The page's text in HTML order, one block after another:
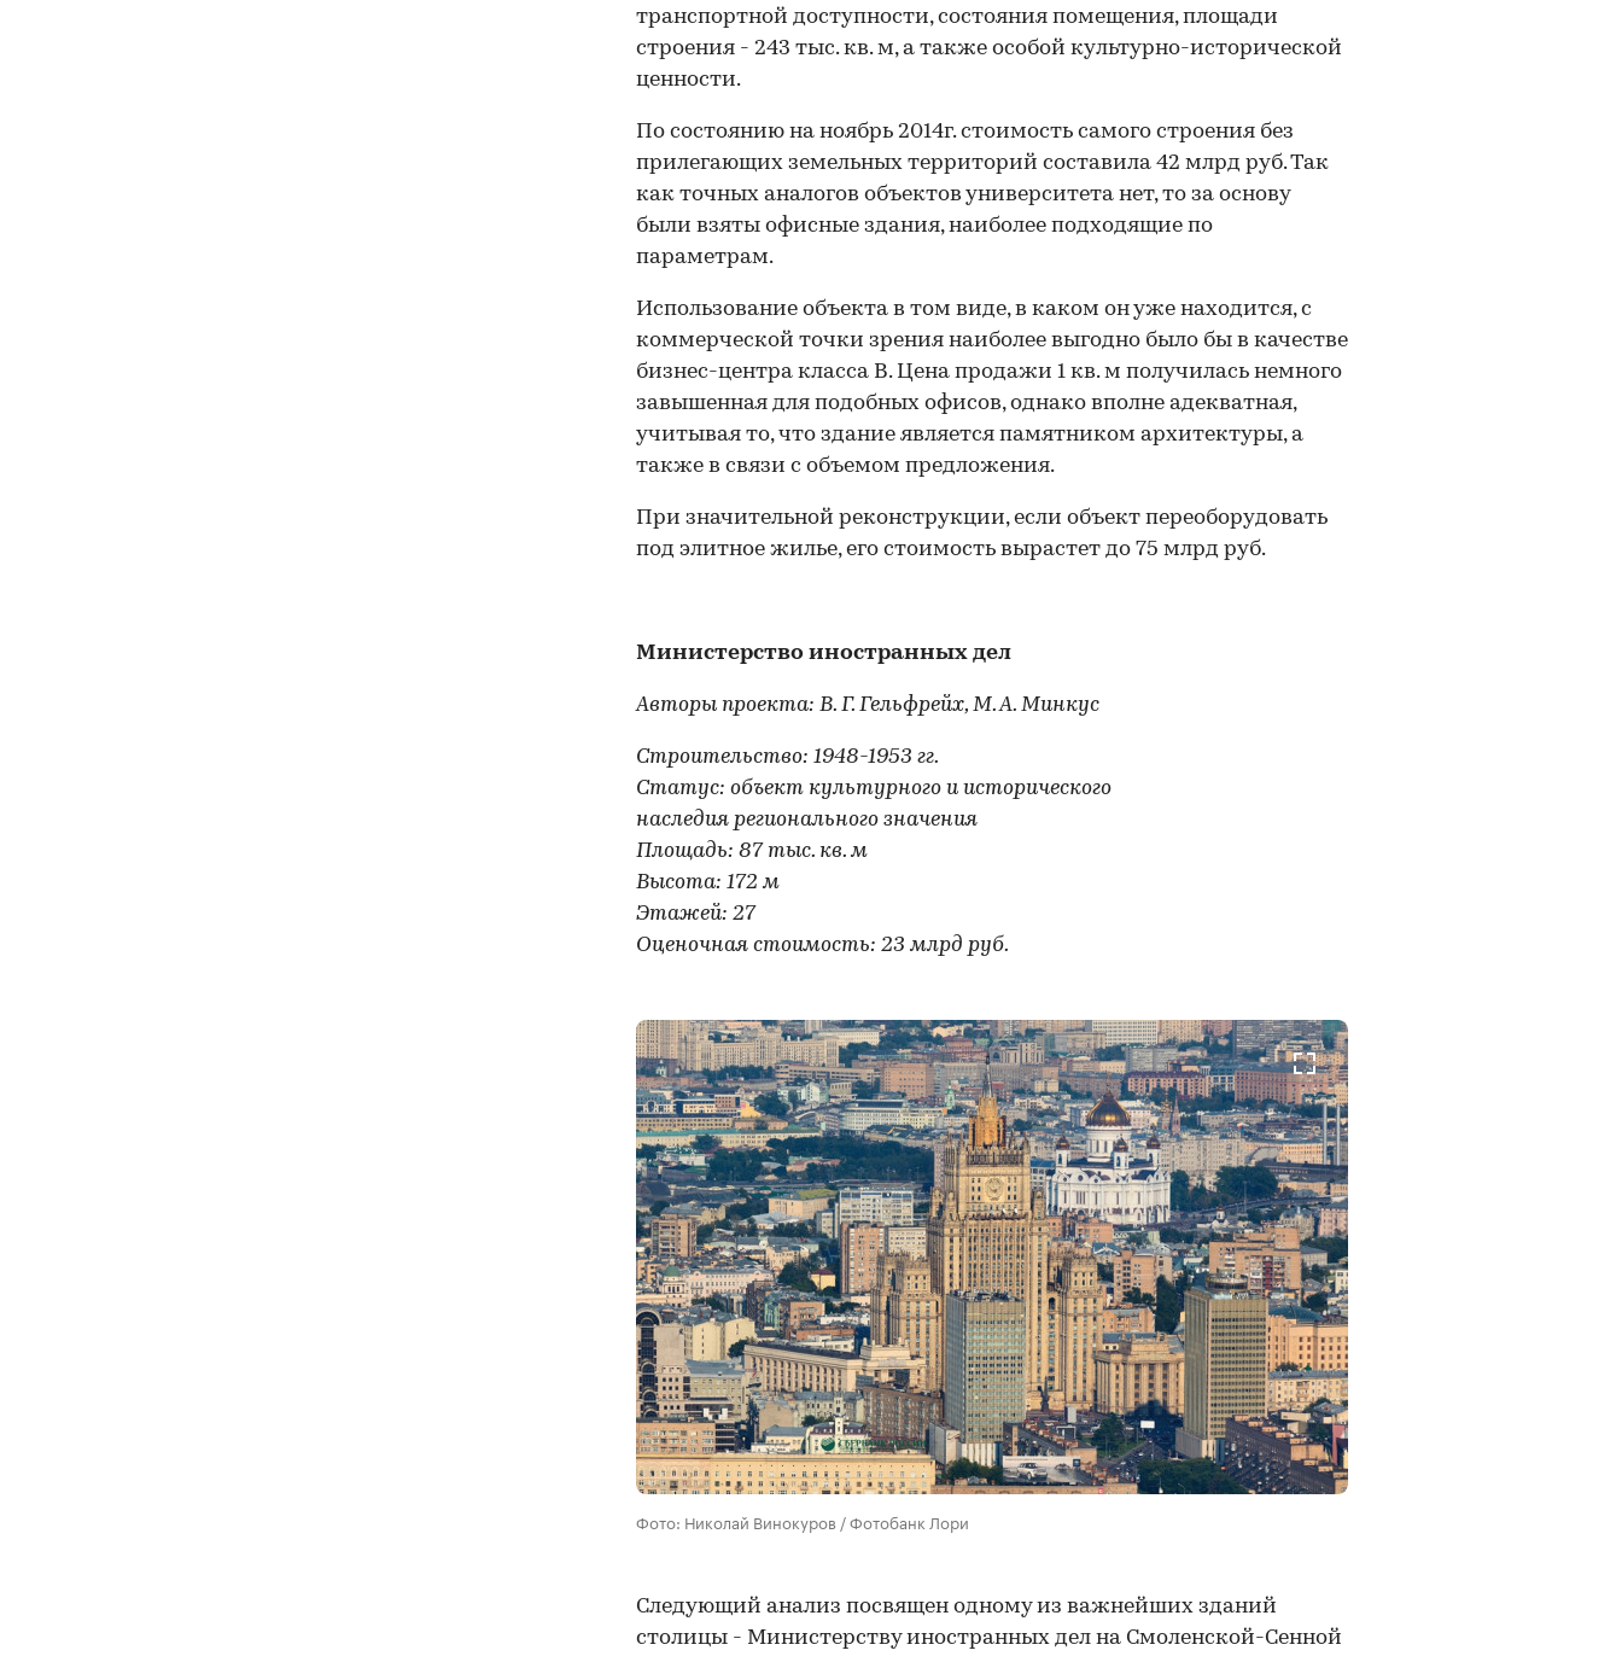
транспортной доступности, состояния помещения, площади
строения - 243 тыс. кв. м, а также особой культурно-исторической
ценности.
По состоянию на ноябрь 2014г. стоимость самого строения без
прилегающих земельных территорий составила 42 млрд руб. Так
как точных аналогов объектов университета нет, то за основу
были взяты офисные здания, наиболее подходящие по
параметрам.
Использование объекта в том виде, в каком он уже находится, с
коммерческой точки зрения наиболее выгодно было бы в качестве
бизнес-центра класса B. Цена продажи 1 кв. м получилась немного
завышенная для подобных офисов, однако вполне адекватная,
учитывая то, что здание является памятником архитектуры, а
также в связи с объемом предложения.
При значительной реконструкции, если объект переоборудовать
под элитное жилье, его стоимость вырастет до 75 млрд руб.
Министерство иностранных дел
Авторы проекта: В. Г. Гельфрейх, М. А. Минкус
Строительство: 1948-1953 гг.
Статус: объект культурного и исторического
наследия регионального значения
Площадь: 87 тыс. кв. м
Высота: 172 м
Этажей: 27
Оценочная стоимость: 23 млрд руб.
Фото: Николай Винокуров / Фотобанк Лори
Следующий анализ посвящен одному из важнейших зданий
столицы - Министерству иностранных дел на Смоленской-Сенной